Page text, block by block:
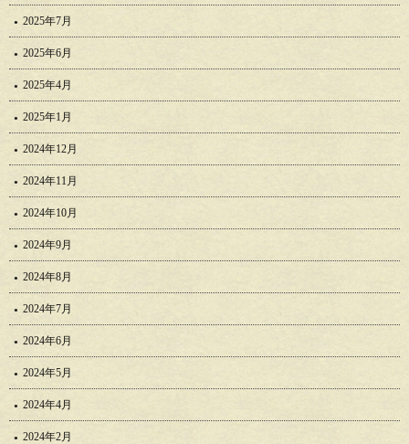
2025年7月
2025年6月
2025年4月
2025年1月
2024年12月
2024年11月
2024年10月
2024年9月
2024年8月
2024年7月
2024年6月
2024年5月
2024年4月
2024年2月